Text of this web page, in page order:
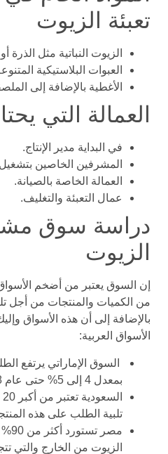
تعبئة الزيوت
الزيوت النباتية مثل
العبوات البلاستيكية
الأغطية بالإضافة إلى
العمالة التي
في البداية مدير الإنتاج.
المشرفين الخاصين بتشغيل
العمالة الخاصة بالصيانة.
عمال التعبئة والتغليف.
دراسة سوق
الزيوت
إن السوق يعتبر من أضخم
من الكميات والمنتجات من أجل
بالإضافة إلى أن هذه الأسواق
الأسواق العربية:
السوق الإماراتي يرتفع
بمعدل 4 إلى 5% حتى عام 2028.
تلبية الطلب على هذه
مصر
الزيوت من الخارج والتي تتجاوز 2,2